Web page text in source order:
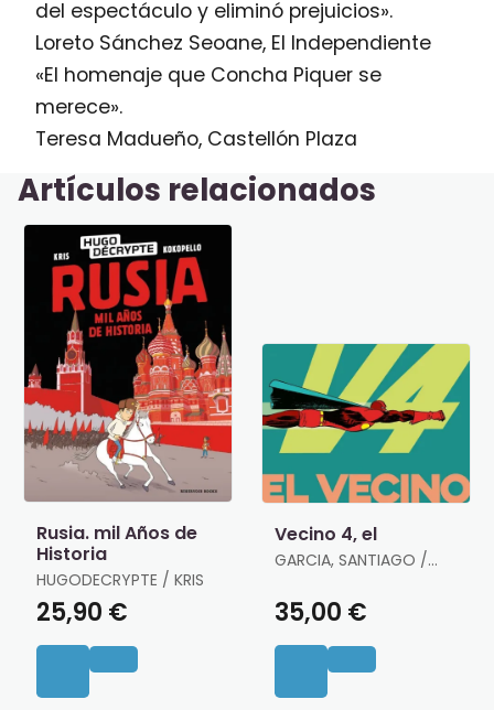
del espectáculo y eliminó prejuicios».
Loreto Sánchez Seoane, El Independiente
«El homenaje que Concha Piquer se
merece».
Teresa Madueño, Castellón Plaza
Artículos relacionados
Rusia. mil Años de
Historia
HUGODECRYPTE / KRIS
25,90 €
Vecino 4, el
GARCIA, SANTIAGO /
35,00 €